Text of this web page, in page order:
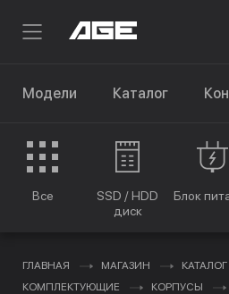
Модели Каталог
Все
SSD / HDD
диск
Блок
ГЛАВНАЯ МАГАЗИН
КАТАЛОГ
КОМПЛЕКТУЮЩИЕ
КОРПУСЫ